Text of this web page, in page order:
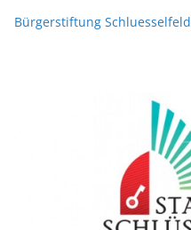
Bürgerstiftung Schluesselfeld